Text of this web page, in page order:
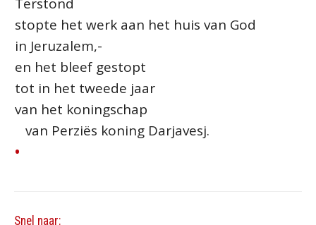
stopte het werk aan het huis van God
in Jeruzalem,-
en het bleef gestopt
tot in het tweede jaar
van het koningschap
van Perziës koning Darjavesj.
•
Snel naar: